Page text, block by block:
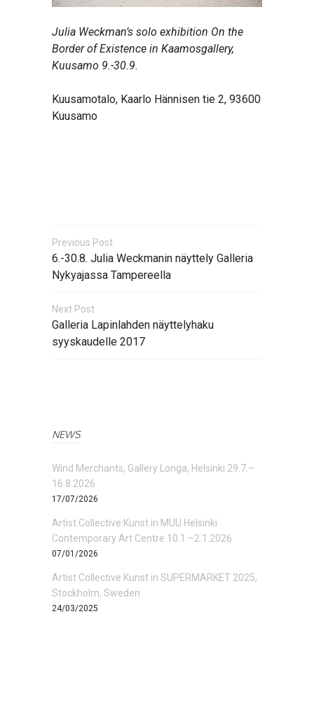
Julia Weckman’s solo exhibition On the
Border of Existence in Kaamosgallery,
Kuusamo 9.-30.9.
Kuusamotalo, Kaarlo Hännisen tie 2, 93600
Kuusamo
Previous Post
6.-30.8. Julia Weckmanin näyttely Galleria
Nykyajassa Tampereella
Next Post
Galleria Lapinlahden näyttelyhaku
syyskaudelle 2017
NEWS
Wind Merchants, Gallery Longa, Helsinki 29.7.–
16.8.2026
17/07/2026
Artist Collective Kunst in MUU Helsinki
Contemporary Art Centre 10.1.–2.1.2026
07/01/2026
Artist Collective Kunst in SUPERMARKET 2025,
Stockholm, Sweden
24/03/2025